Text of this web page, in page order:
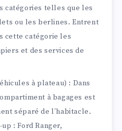
catégories telles que les
ou les berlines. Entrent
cette catégorie les
et des services de
à plateau) : Dans
à bagages est
séparé de l’habitacle.
: Ford Ranger,